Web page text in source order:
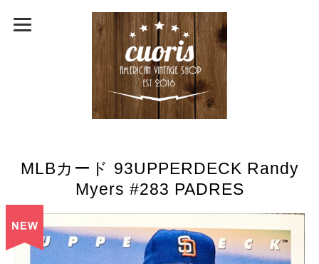
MLBカード 93UPPERDECK Randy
Myers #283 PADRES